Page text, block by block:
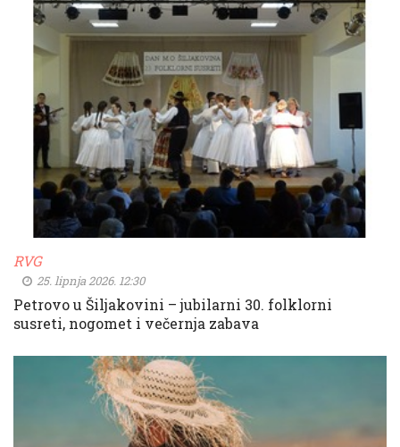
RVG
25. lipnja 2026. 12:30
Petrovo u Šiljakovini – jubilarni 30. folklorni
susreti, nogomet i večernja zabava